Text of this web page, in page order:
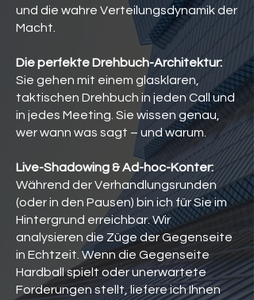
und die wahre Verteilungsdynamik der
Macht.
Die perfekte Drehbuch-Architektur:
Sie gehen mit einem glasklaren,
taktischen Drehbuch in jeden Call und
in jedes Meeting. Sie wissen genau,
wer wann was sagt – und warum.
Live-Shadowing & Ad-hoc-Konter:
Während der Verhandlungsrunden
(oder in den Pausen) bin ich für Sie im
Hintergrund erreichbar. Wir
analysieren die Züge der Gegenseite
in Echtzeit. Wenn die Gegenseite
Hardball spielt oder unerwartete
Forderungen stellt, liefere ich Ihnen